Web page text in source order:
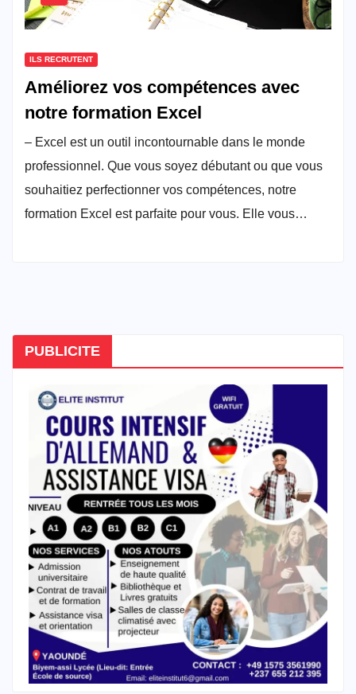
ILS RECRUTENT
Améliorez vos compétences avec
notre formation Excel
– Excel est un outil incontournable dans le monde
professionnel. Que vous soyez débutant ou que vous
souhaitiez perfectionner vos compétences, notre
formation Excel est parfaite pour vous. Elle vous…
PUBLICITE